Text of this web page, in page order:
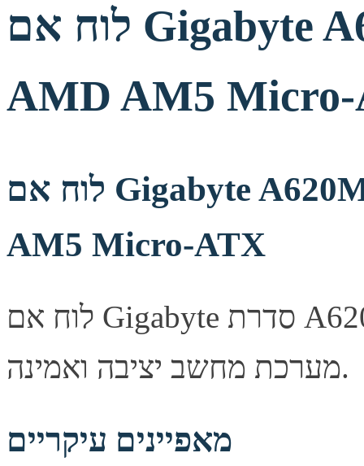
לוח אם Gigabyte A620M GAMING X 2.0
AMD AM5
לוח אם Gigabyte A620M GAMING X 2.0 AMD
AM5 Micro-ATX
לוח אם Gigabyte סדרת A620M, מספק יציבות ואמינות לבניית
מערכת מחשב יציבה ואמינה.
מאפיינים עיקריים